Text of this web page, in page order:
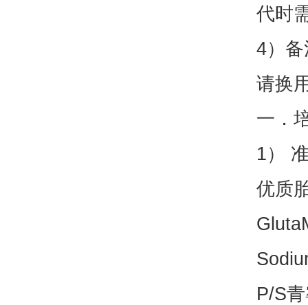
代时
4）
请换
一．
1）
优
P/